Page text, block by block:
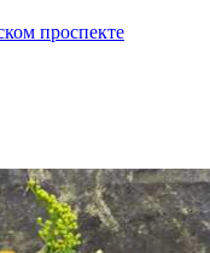
проспекте